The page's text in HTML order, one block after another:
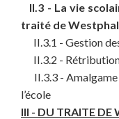
II.3 - La vie
traité de
II.3.1 - Gestion
II.3.2 -
II.3.3 - Amalgame
l’école
III - DU TRAITE DE